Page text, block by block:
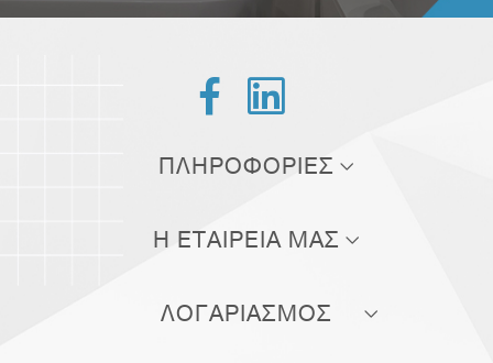
 
ΠΛΗΡΟΦΟΡΙΕΣ
Η ΕΤΑΙΡΕΙΑ ΜΑΣ
ΛΟΓΑΡΙΑΣΜΟΣ